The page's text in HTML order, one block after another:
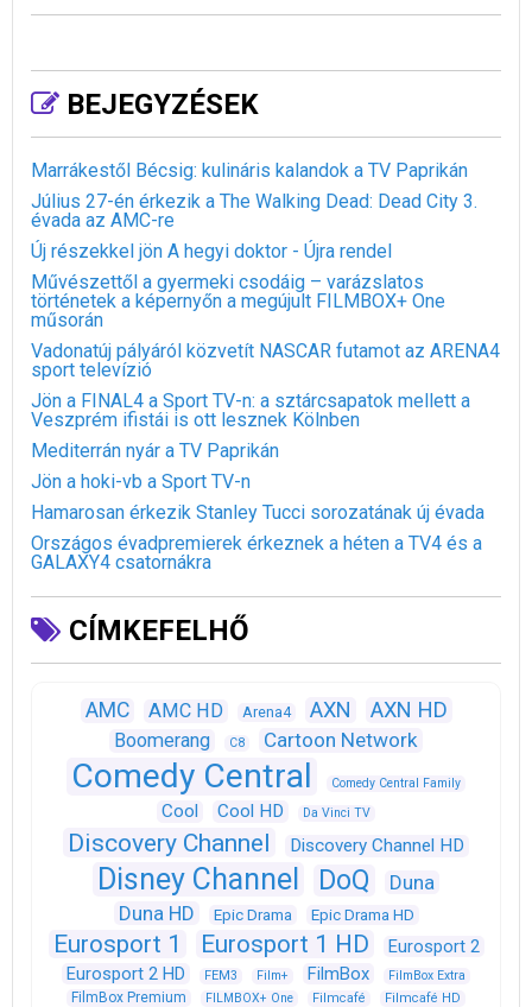
BEJEGYZÉSEK
Marrákestől Bécsig: kulináris kalandok a TV Paprikán
Július 27-én érkezik a The Walking Dead: Dead City 3.
évada az AMC-re
Új részekkel jön A hegyi doktor - Újra rendel
Művészettől a gyermeki csodáig – varázslatos
történetek a képernyőn a megújult FILMBOX+ One
műsorán
Vadonatúj pályáról közvetít NASCAR futamot az ARENA4
sport televízió
Jön a FINAL4 a Sport TV-n: a sztárcsapatok mellett a
Veszprém ifistái is ott lesznek Kölnben
Mediterrán nyár a TV Paprikán
Jön a hoki-vb a Sport TV-n
Hamarosan érkezik Stanley Tucci sorozatának új évada
Országos évadpremierek érkeznek a héten a TV4 és a
GALAXY4 csatornákra
CÍMKEFELHŐ
AMC AMC HD Arena4 AXN AXN HD
Boomerang C8 Cartoon Network
Comedy Central Comedy Central Family
Cool Cool HD Da Vinci TV
Discovery Channel Discovery Channel HD
Disney Channel DoQ
Duna
Duna HD
Epic Drama Epic Drama HD
Eurosport 1 Eurosport 1 HD
Eurosport 2
Eurosport 2 HD
FEM3 Film+ FilmBox FilmBox Extra
FilmBox Premium FILMBOX+ One Filmcafé Filmcafé HD